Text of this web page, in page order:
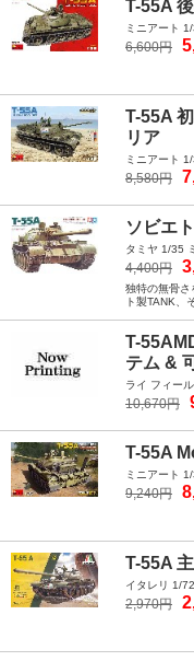
T-55A
ミニアート
6,600円
T-55A
リア
ミニアート
8,580円
ソビエ
タミヤ 1/35
4,400円
独特の無骨さ
ト製TANK、
T-
テム &
ライ フィー
10,670円
T-55A
ミニアート
9,240円
T-55A
イタレリ 1/
2,970円